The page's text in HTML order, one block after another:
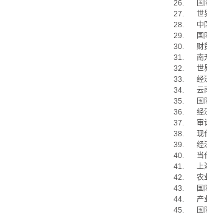
26.
国
27.
世
28.
中
29.
国
30.
财
31.
南
32.
世
33.
经
34.
云
35.
国
36.
经
37.
审
38.
现
39.
经
40.
当
41.
42.
农
43.
国
44.
产
45.
国